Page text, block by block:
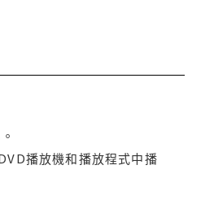
播放機和播放程式中播